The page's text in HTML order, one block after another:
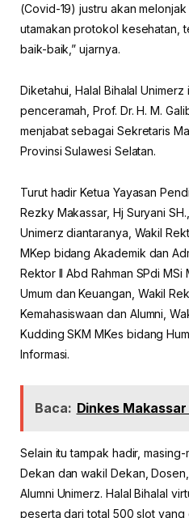
(Covid-19) justru akan
utamakan protokol kesehatan,
baik-baik,” ujarnya.
Diketahui, Halal Bihalal
penceramah, Prof. Dr. H. M.
menjabat sebagai Sekretaris
Provinsi Sulawesi Selatan.
Turut hadir Ketua Yayasan
Rezky Makassar, Hj Suryani
Unimerz diantaranya, Wakil
MKep bidang Akademik dan
Rektor II Abd Rahman SPdi MSi
Umum dan Keuangan, Wakil
Kemahasiswaan dan Alumni,
Kudding SKM MKes bidang
Informasi.
Baca: Dinkes
Selain itu tampak hadir,
Dekan dan wakil Dekan,
Alumni Unimerz. Halal Bihalal
peserta dari total 500 slot yang